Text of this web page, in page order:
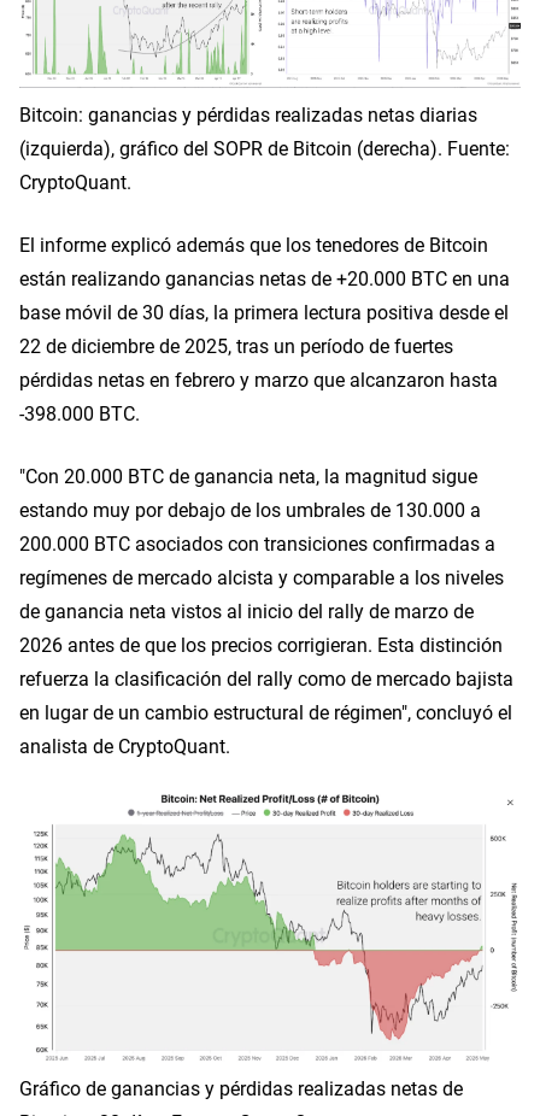
Bitcoin: ganancias y pérdidas realizadas netas diarias
(izquierda), gráfico del SOPR de Bitcoin (derecha). Fuente:
CryptoQuant.
El informe explicó además que los tenedores de Bitcoin
están realizando ganancias netas de +20.000 BTC en una
base móvil de 30 días, la primera lectura positiva desde el
22 de diciembre de 2025, tras un período de fuertes
pérdidas netas en febrero y marzo que alcanzaron hasta
-398.000 BTC.
"Con 20.000 BTC de ganancia neta, la magnitud sigue
estando muy por debajo de los umbrales de 130.000 a
200.000 BTC asociados con transiciones confirmadas a
regímenes de mercado alcista y comparable a los niveles
de ganancia neta vistos al inicio del rally de marzo de
2026 antes de que los precios corrigieran. Esta distinción
refuerza la clasificación del rally como de mercado bajista
en lugar de un cambio estructural de régimen", concluyó el
analista de CryptoQuant.
Gráfico de ganancias y pérdidas realizadas netas de